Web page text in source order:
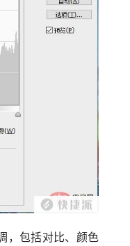
，包括对比、颜色